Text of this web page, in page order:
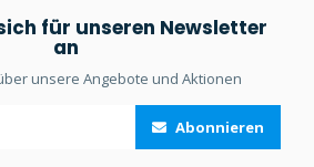
für unseren Newsletter
an
unsere Angebote und Aktionen
Abonnieren